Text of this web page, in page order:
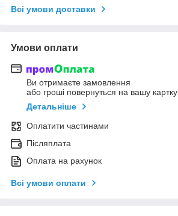
Всі умови доставки
Умови оплати
Ви отримаєте замовлення
або гроші повернуться на вашу картку
Детальніше
Оплатити частинами
Післяплата
Оплата на рахунок
Всі умови оплати